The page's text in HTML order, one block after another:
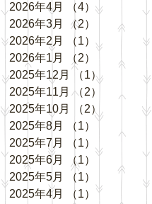
2026年4月
（4） 4件の記事
2026年3月
（2）
2件の記事
2026年2月
（1） 1件の記事
2026年1月
（2）
2件の記事
2025年12月
（1）1件の記事
2025年11月 （2）
2025年10月
（2）
2件の記事
2025年8月
（1）
2025年7月
（1）
2025年6月
（1）
1件の記事
2025年5月
（1）
1件の記事
2025年4月
（1）
1件の記事